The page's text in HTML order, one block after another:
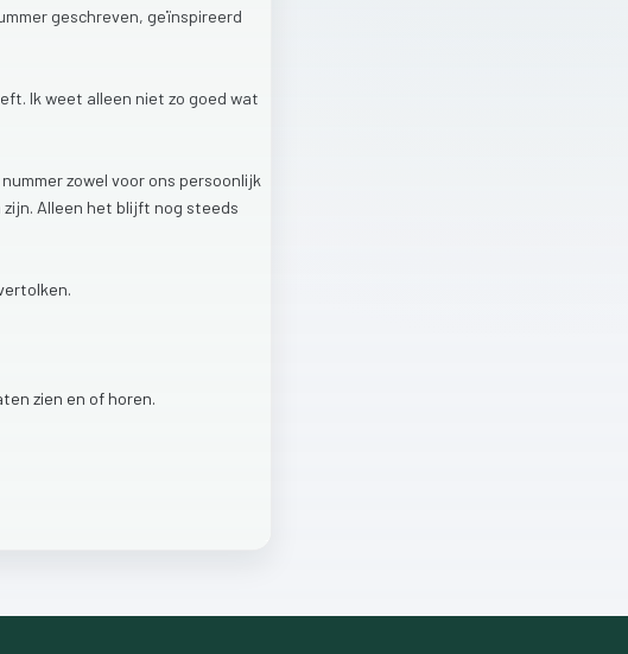
geschreven, geïnspireerd
Ik weet alleen niet zo goed wat
nummerzowel voor ons persoonlijk
zijn. Alleen het blijft nog steeds
zien en of horen.